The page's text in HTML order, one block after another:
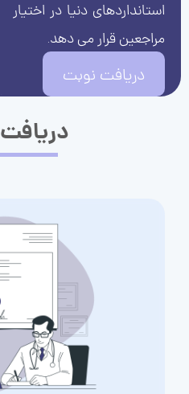
استانداردهای دنیا در اختیار
مراجعین قرار می دهد.
دریافت نوبت
دریافت